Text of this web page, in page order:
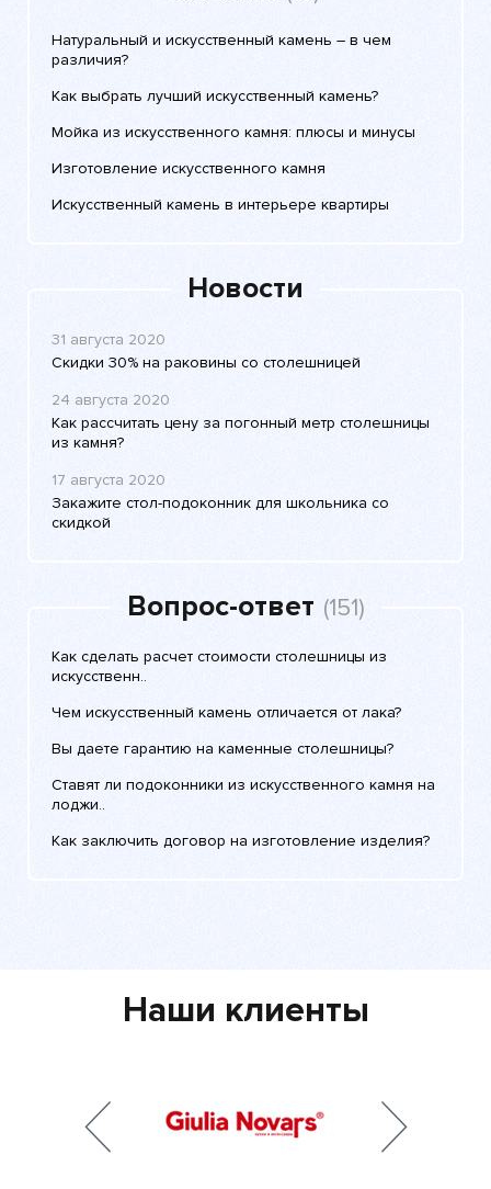
Натуральный и искусственный камень – в чем
различия?
Как выбрать лучший искусственный камень?
Мойка из искусственного камня: плюсы и минусы
Изготовление искусственного камня
Искусственный камень в интерьере квартиры
Новости
31 августа 2020
Скидки 30% на раковины со столешницей
24 августа 2020
Как рассчитать цену за погонный метр столешницы
из камня?
17 августа 2020
Закажите стол-подоконник для школьника со
скидкой
Вопрос-ответ (151)
Как сделать расчет стоимости столешницы из
искусственн..
Чем искусственный камень отличается от лака?
Вы даете гарантию на каменные столешницы?
Ставят ли подоконники из искусственного камня на
лоджи..
Как заключить договор на изготовление изделия?
Наши клиенты